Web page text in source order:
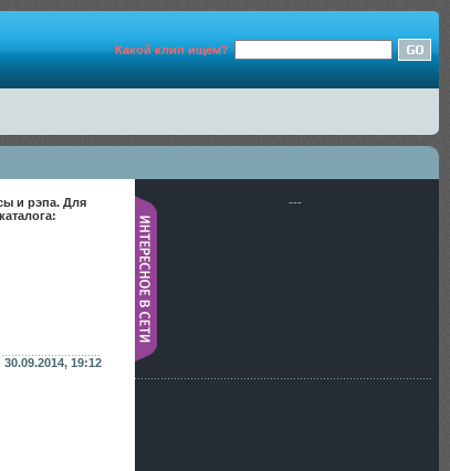
Какой клип ищем?
и рэпа. Для
30.09.2014, 19:12
---